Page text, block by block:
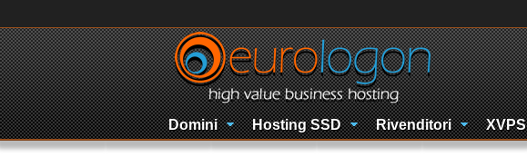
Domini Hosting SSD Rivenditori XVPS